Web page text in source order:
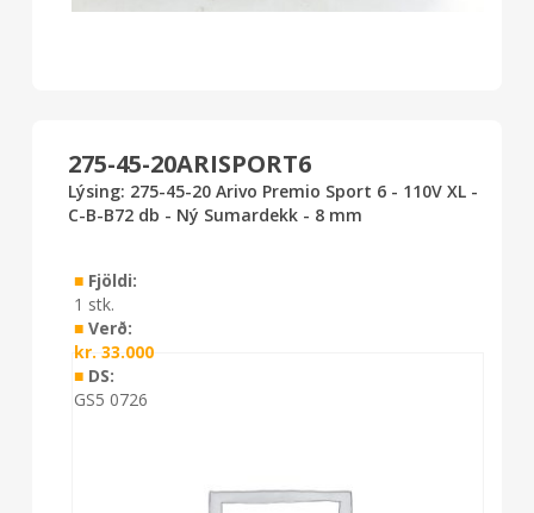
Lýsing: 275-45-20 Arivo Premio Sport 6 - 110V XL -
C-B-B72 db - Ný Sumardekk - 8 mm
■Fjöldi:
1 stk.
■Verð:
kr. 33.000
■DS:
GS5 0726
275-45-20ARISPORT6